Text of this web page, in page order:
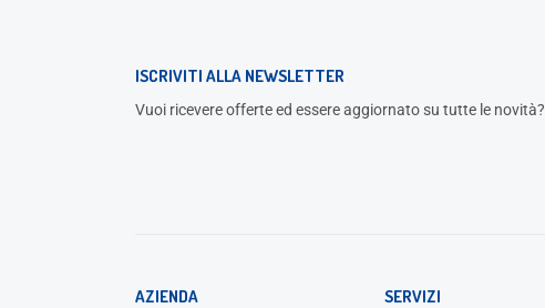
ISCRIVITI ALLA NEWSLETTER
Vuoi ricevere offerte ed essere aggiornato su tutte le novità?
AZIENDA SERVIZI